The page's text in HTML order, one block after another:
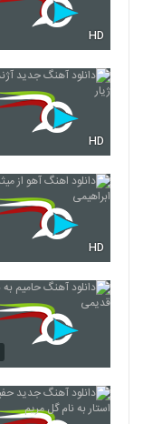
2777
2778
2780
HD
HD
HD